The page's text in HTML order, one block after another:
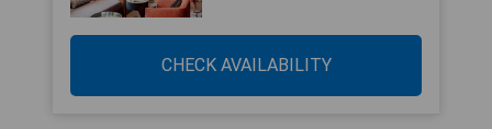
CHECK AVAILABILITY